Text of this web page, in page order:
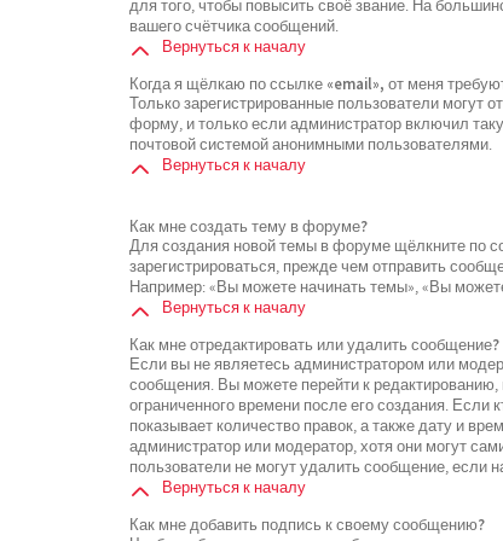
для того, чтобы повысить своё звание. На
вашего счётчика сообщений.
Вернуться к началу
Когда я щёлкаю по ссылке «email», от меня
Только зарегистрированные пользователи могут
форму, и только если администратор включил
почтовой системой анонимными пользователями.
Вернуться к началу
Как мне создать тему в форуме?
Для создания новой темы в форуме щёлкните по
зарегистрироваться, прежде чем отправить
Например: «Вы можете начинать темы», «Вы
Вернуться к началу
Как мне отредактировать или удалить сообщение?
Если вы не являетесь администратором или
сообщения. Вы можете перейти к редактированию,
ограниченного времени после его создания. Если
показывает количество правок, а также дату и
администратор или модератор, хотя они могут
пользователи не могут удалить сообщение, если
Вернуться к началу
Как мне добавить подпись к своему сообщению?